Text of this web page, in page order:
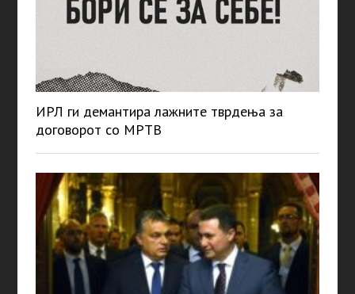
ИРЛ ги демантира лажните тврдења за
договорот со МРТВ